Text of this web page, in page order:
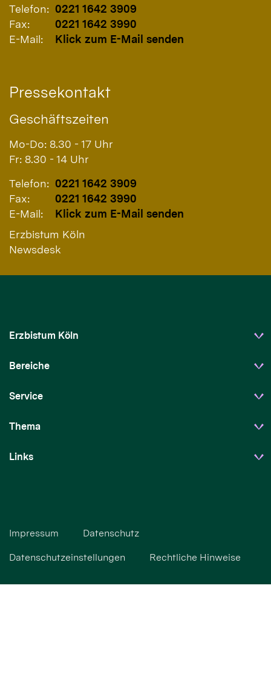
Telefon: 0221 1642 3909
Fax:
0221 1642 3990
E-Mail:
Klick zum E-Mail senden
Pressekontakt
Geschäftszeiten
Mo-Do: 8.30 - 17 Uhr
Fr: 8.30 - 14 Uhr
Telefon: 0221 1642 3909
Fax:
0221 1642 3990
E-Mail:
Klick zum E-Mail senden
Erzbistum Köln
Newsdesk
Erzbistum Köln
Bereiche
Service
Thema
Links
Impressum Datenschutz
Datenschutzeinstellungen Rechtliche Hinweise